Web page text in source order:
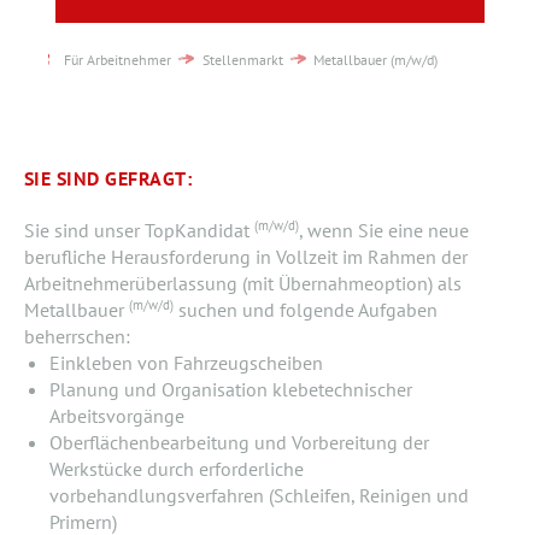
Für Arbeitnehmer Stellenmarkt Metallbauer (m/w/d)
SIE SIND GEFRAGT:
Sie sind unser TopKandidat (m/w/d), wenn Sie eine neue
berufliche Herausforderung in Vollzeit im Rahmen der
Arbeitnehmerüberlassung (mit Übernahmeoption) als
Metallbauer (m/w/d) suchen und folgende Aufgaben
beherrschen:
Einkleben von Fahrzeugscheiben
Planung und Organisation klebetechnischer
Arbeitsvorgänge
Oberflächenbearbeitung und Vorbereitung der
Werkstücke durch erforderliche
vorbehandlungsverfahren (Schleifen, Reinigen und
Primern)